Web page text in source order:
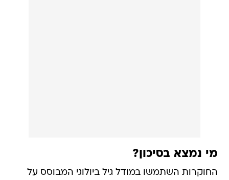
מי נמצא בסיכון?
החוקרות השתמשו במודל גיל ביולוגי המבוסס על